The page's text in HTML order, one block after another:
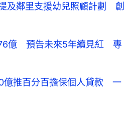
及鄰里支援幼兒照顧計劃 創
億 預告未來5年續見紅 專
億推百分百擔保個人貸款 一